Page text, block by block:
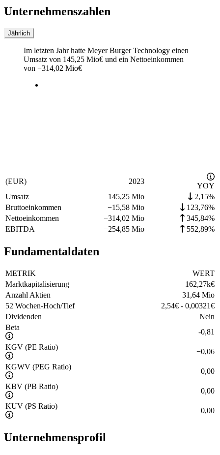
Unternehmenszahlen
Jährlich
Im letzten Jahrhatte Meyer Burger Technology einen
Umsatz von 145,25 Mio€ und ein Nettoeinkommen
von −314,02 Mio€
(EUR) 2023
YOY
Umsatz
145,25 Mio
2,15%
Bruttoeinkommen
−15,58 Mio
123,76%
Nettoeinkommen
−314,02 Mio
345,84%
EBITDA
−254,85 Mio 552,89%
Fundamentaldaten
METRIK
WERT
Marktkapitalisierung
162,27k€
Anzahl Aktien
31,64 Mio
52 Wochen-Hoch/Tief
2,54€ - 0,00321€
Dividenden
Nein
Beta
-0,81
KGV (PE Ratio)
−0,06
KGWV (PEG Ratio)
0,00
KBV (PB Ratio)
0,00
KUV (PS Ratio)
0,00
Unternehmensprofil